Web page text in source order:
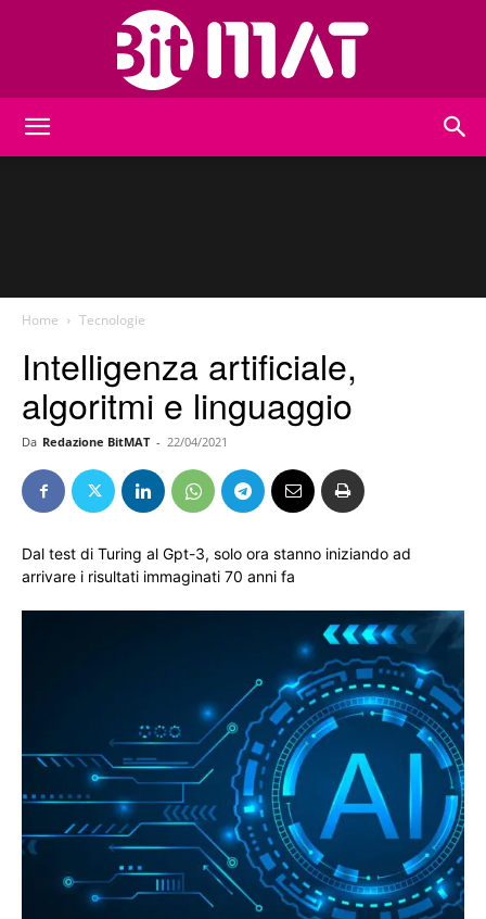
Home Tecnologie
Intelligenza artificiale,
algoritmi e linguaggio
Da Redazione BitMAT - 22/04/2021
Dal test di Turing al Gpt-3, solo ora stanno iniziando ad
arrivare i risultati immaginati 70 anni fa